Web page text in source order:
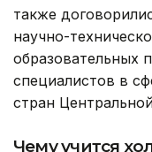
также
научно-
образовательных
специалистов в
стран
Чему учится